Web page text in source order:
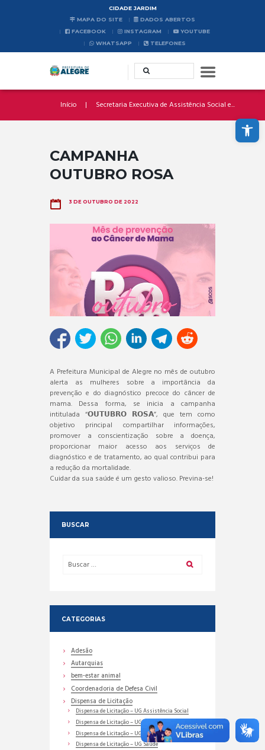
Abrir a barra de ferramentas
CIDADE JARDIM
MAPA DO SITE
DADOS ABERTOS
FACEBOOK
INSTAGRAM
YOUTUBE
WHATSAPP
TELEFONES
Início Secretaria Executiva de Assistência Social e...
CAMPANHA
OUTUBRO ROSA
3 DE OUTUBRO DE 2022
A Prefeitura Municipal de Alegre no mês de outubro
alerta as mulheres sobre a importância da
prevenção e do diagnóstico precoce do câncer de
mama. Dessa forma, se inicia a campanha
intitulada “𝗢𝗨𝗧𝗨𝗕𝗥𝗢 𝗥𝗢𝗦𝗔”, que tem como
objetivo principal compartilhar informações,
promover a conscientização sobre a doença,
proporcionar maior acesso aos serviços de
diagnóstico e de tratamento, ao qual contribui para
a redução da mortalidade.
Cuidar da sua saúde é um gesto valioso. Previna-se!
BUSCAR
CATEGORIAS
Adesão
Autarquias
bem-estar animal
Coordenadoria de Defesa Civil
Dispensa de Licitação
Dispensa de Licitação – UG Assistência Social
Dispensa de Licitação – UG Educação
Dispensa de Licitação – UG Prefeitura
Dispensa de Licitação – UG Saúde